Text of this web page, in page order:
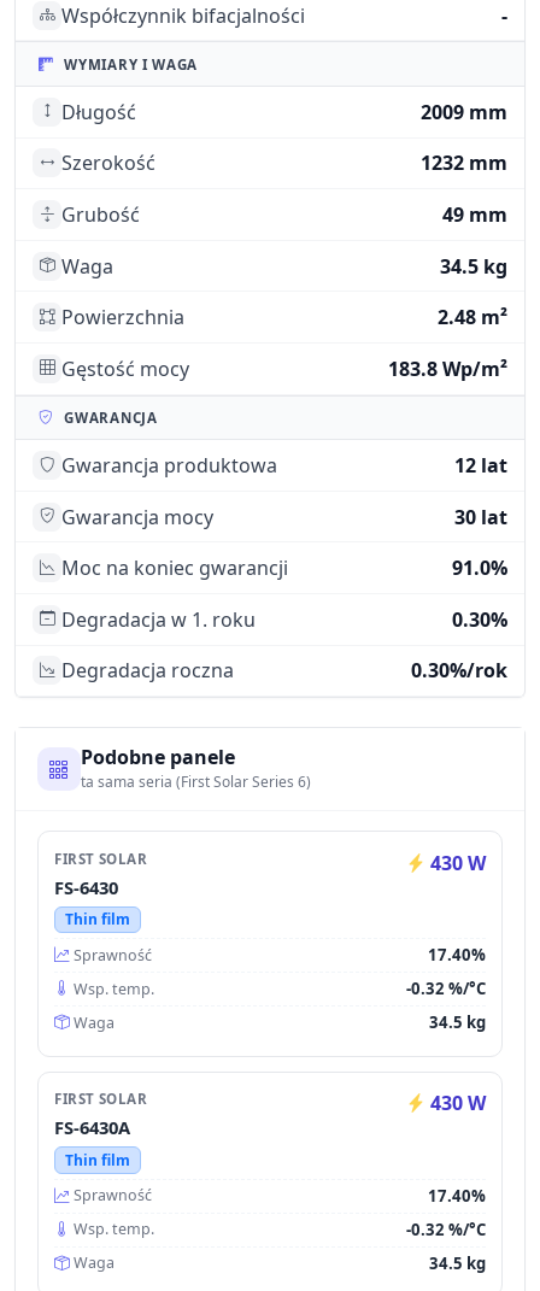
Współczynnik bifacjalności
-
WYMIARY I WAGA
Długość
2009 mm
Szerokość
1232 mm
Grubość
49 mm
Waga
34.5 kg
Powierzchnia
2.48 m²
Gęstość mocy
183.8 Wp/m²
GWARANCJA
Gwarancja produktowa
12 lat
Gwarancja mocy
30 lat
Moc na koniec gwarancji
91.0%
Degradacja w 1. roku
0.30%
Degradacja roczna
0.30%/rok
Podobne panele
ta sama seria (First Solar Series 6)
FIRST SOLAR 430 W
FS-6430
Thin film
Sprawność
17.40%
Wsp. temp. -0.32 %/°C
Waga 34.5 kg
FIRST SOLAR 430 W
FS-6430A
Thin film
Sprawność
17.40%
Wsp. temp. -0.32 %/°C
Waga 34.5 kg